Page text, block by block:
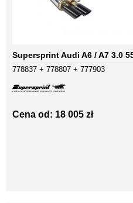
Supersprint Audi A6 / A7 3.0
778837 + 778807 + 777903
Cena od: 18 005 zł